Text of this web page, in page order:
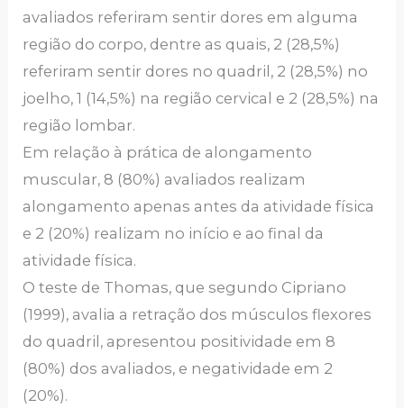
avaliados referiram sentir dores em alguma
região do corpo, dentre as quais, 2 (28,5%)
referiram sentir dores no quadril, 2 (28,5%) no
joelho, 1 (14,5%) na região cervical e 2 (28,5%) na
região lombar.
Em relação à prática de alongamento
muscular, 8 (80%) avaliados realizam
alongamento apenas antes da atividade física
e 2 (20%) realizam no início e ao final da
atividade física.
O teste de Thomas, que segundo Cipriano
(1999), avalia a retração dos músculos flexores
do quadril, apresentou positividade em 8
(80%) dos avaliados, e negatividade em 2
(20%).